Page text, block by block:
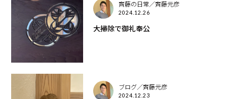
齊藤の日常／齊藤元彦
2024.12.26
大掃除で御礼奉公
ブログ／齊藤元彦
2024.12.23